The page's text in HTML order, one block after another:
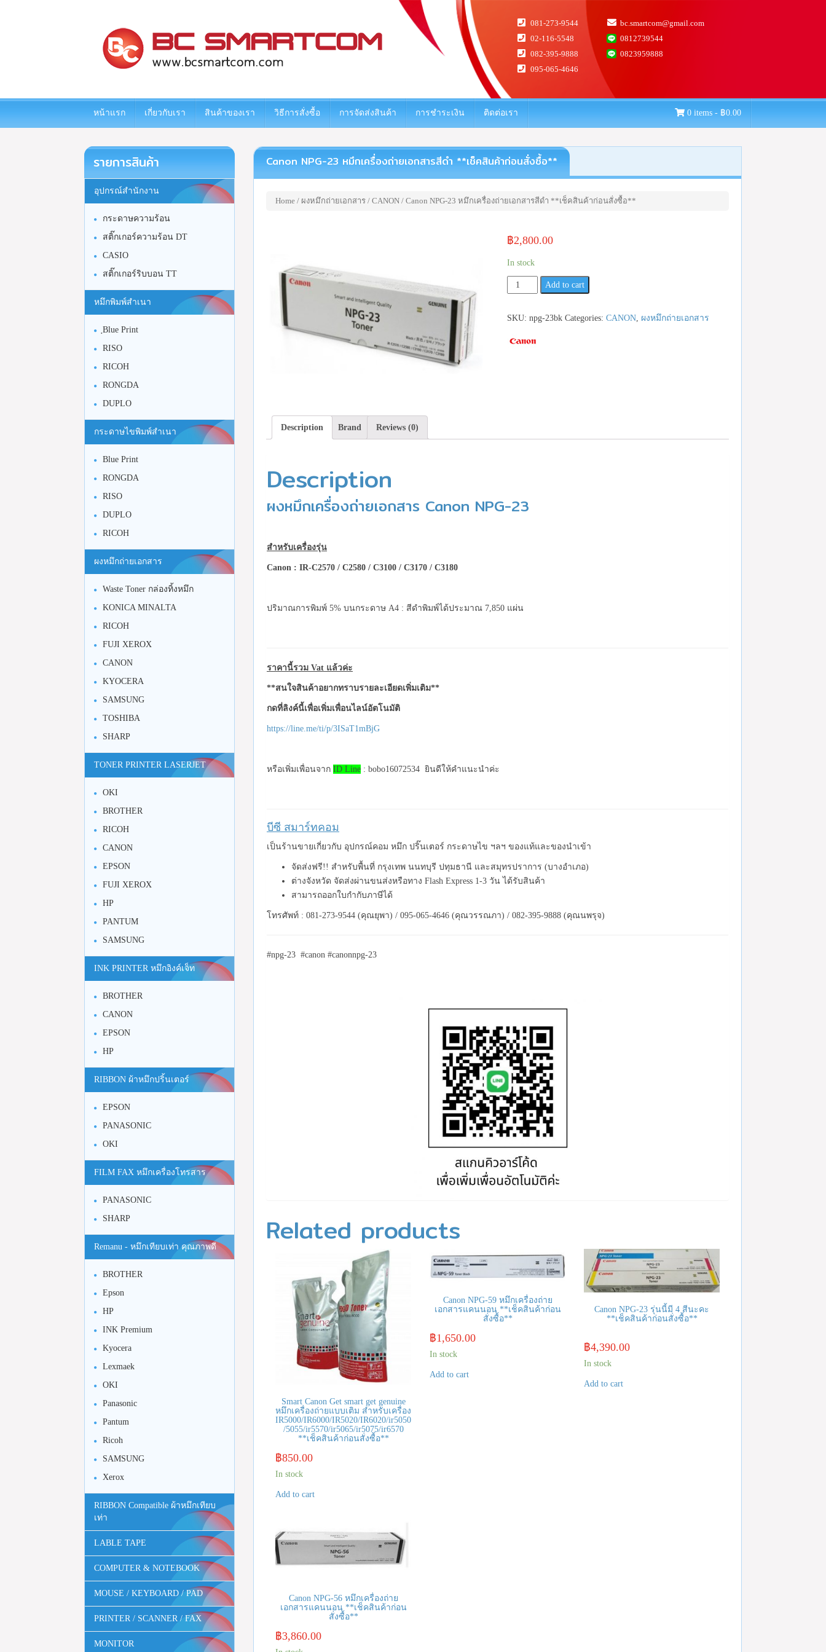
081-273-9544
bc.smartcom@gmail.com
02-116-5548
0812739544
082-395-9888
0823959888
095-065-4646
หน้าแรก เกี่ยวกับเรา สินค้าของเรา วิธีการสั่งซื้อ การจัดส่งสินค้า การชำระเงิน ติดต่อเรา 0 items - ฿0.00
Canon NPG-23 หมึกเครื่องถ่ายเอกสารสีดำ **เช็คสินค้าก่อนสั่งซื้อ**
Home / ผงหมึกถ่ายเอกสาร / CANON / Canon NPG-23 หมึกเครื่องถ่ายเอกสารสีดำ **เช็คสินค้าก่อนสั่งซื้อ**
฿2,800.00
In stock
Canon
NPG-
เครื่อง
สั่ง
Add to cart
SKU: npg-23bk Categories: CANON, ผงหมึกถ่ายเอกสาร
Description Brand Reviews (0)
Description
ผงหมึกเครื่องถ่ายเอกสาร Canon NPG-23
สำหรับเครื่องรุ่น
Canon : IR-C2570 / C2580 / C3100 / C3170 / C3180
ปริมาณการพิมพ์ 5% บนกระดาษ A4 : สีดำพิมพ์ได้ประมาณ 7,850 แผ่น
ราคานี้รวม Vat แล้วค่ะ
**สนใจสินค้าอยากทราบรายละเอียดเพิ่มเติม**
กดที่ลิงค์นี้เพื่อเพิ่มเพื่อนไลน์อัตโนมัติ
https://line.me/ti/p/3ISaT1mBjG
หรือเพิ่มเพื่อนจาก ID Line : bobo16072534 ยินดีให้คำแนะนำค่ะ
บีซี สมาร์ทคอม
เป็นร้านขายเกี่ยวกับ อุปกรณ์คอม หมึก ปริ๊นเตอร์ กระดาษไข ฯลฯ ของแท้และของนำเข้า
จัดส่งฟรี!! สำหรับพื้นที่ กรุงเทพ นนทบุรี ปทุมธานี และสมุทรปราการ (บางอำเภอ)
ต่างจังหวัด จัดส่งผ่านขนส่งหรือทาง Flash Express 1-3 วัน ได้รับสินค้า
สามารถออกใบกำกับภาษีได้
โทรศัพท์ : 081-273-9544 (คุณยุพา) / 095-065-4646 (คุณวรรณภา) / 082-395-9888 (คุณนพรุจ)
#npg-23 #canon #canonnpg-23
Related products
Smart Canon Get smart get genuine
หมึกเครื่องถ่ายแบบเติม สำหรับเครื่อง
IR5000/IR6000/IR5020/IR6020/ir5050
/5055/ir5570/ir5065/ir5075/ir6570
**เช็คสินค้าก่อนสั่งซื้อ**
฿850.00
In stock
Add to cart
Canon NPG-59 หมึกเครื่องถ่าย
เอกสารแคนนอน **เช็คสินค้าก่อน
สั่งซื้อ**
฿1,650.00
In stock
Add to cart
Canon NPG-23 รุ่นนี้มี 4 สีนะคะ
**เช็คสินค้าก่อนสั่งซื้อ**
฿4,390.00
In stock
Add to cart
Canon NPG-56 หมึกเครื่องถ่าย
เอกสารแคนนอน **เช็คสินค้าก่อน
สั่งซื้อ**
฿3,860.00
รายการสินค้า
อุปกรณ์สำนักงาน
กระดาษความร้อน
สติ๊กเกอร์ความร้อน DT
CASIO
สติ๊กเกอร์ริบบอน TT
หมึกพิมพ์สำเนา
ฺBlue Print
RISO
RICOH
RONGDA
DUPLO
กระดาษไขพิมพ์สำเนา
Blue Print
RONGDA
RISO
DUPLO
RICOH
ผงหมึกถ่ายเอกสาร
Waste Toner กล่องทิ้งหมึก
KONICA MINALTA
RICOH
FUJI XEROX
CANON
KYOCERA
SAMSUNG
TOSHIBA
SHARP
TONER PRINTER LASERJET
OKI
BROTHER
RICOH
CANON
EPSON
FUJI XEROX
HP
PANTUM
SAMSUNG
INK PRINTER หมึกอิงค์เจ็ท
BROTHER
CANON
EPSON
HP
RIBBON ผ้าหมึกปริ้นเตอร์
EPSON
PANASONIC
OKI
FILM FAX หมึกเครื่องโทรสาร
PANASONIC
SHARP
Remanu - หมึกเทียบเท่า คุณภาพดี
BROTHER
Epson
HP
INK Premium
Kyocera
Lexmaek
OKI
Panasonic
Pantum
Ricoh
SAMSUNG
Xerox
RIBBON Compatible ผ้าหมึกเทียบ
เท่า
LABLE TAPE
COMPUTER & NOTEBOOK
MOUSE / KEYBOARD / PAD
PRINTER / SCANNER / FAX
MONITOR